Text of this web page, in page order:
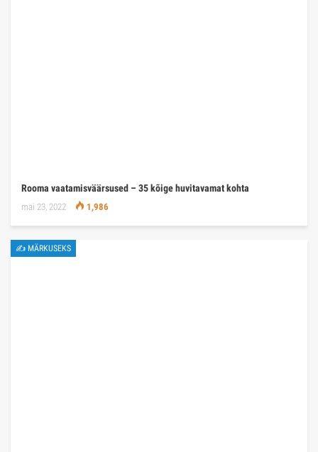
Rooma vaatamisväärsused – 35 kõige huvitavamat kohta
mai 23, 2022 1,986
✍ MÄRKUSEKS